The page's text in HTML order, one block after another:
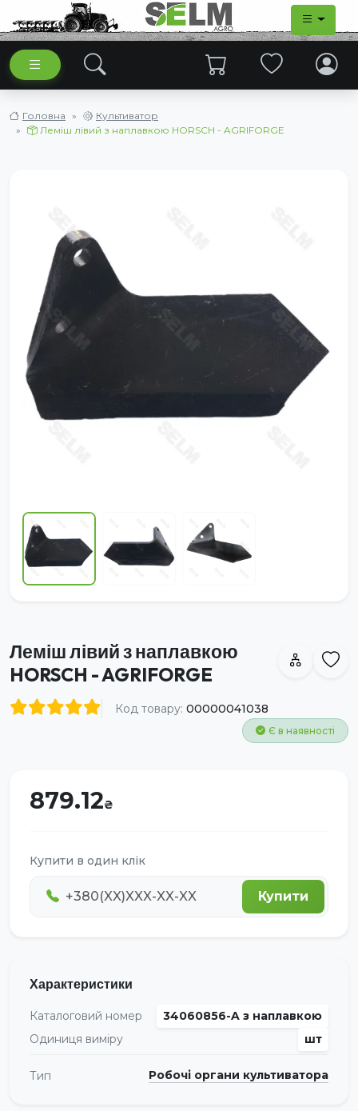
Головна
Культиватор
Леміш лівий з наплавкою HORSCH - AGRIFORGE
Леміш лівий з наплавкою
HORSCH - AGRIFORGE
Код товару: 00000041038
Є в наявності
879.12
Купити в один клік
Купити
Характеристики
Каталоговий номер
34060856-A з наплавкою
Одиниця виміру
шт
Тип Робочі органи культиватора